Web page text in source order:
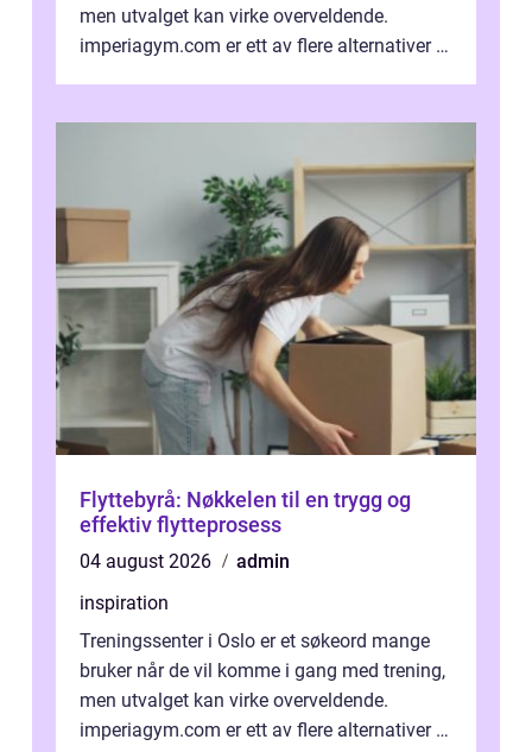
men utvalget kan virke overveldende.
imperiagym.com er ett av flere alternativer i
Flyttebyrå: Nøkkelen til en trygg og
effektiv flytteprosess
04 august 2026
admin
inspiration
Treningssenter i Oslo er et søkeord mange
bruker når de vil komme i gang med trening,
men utvalget kan virke overveldende.
imperiagym.com er ett av flere alternativer i